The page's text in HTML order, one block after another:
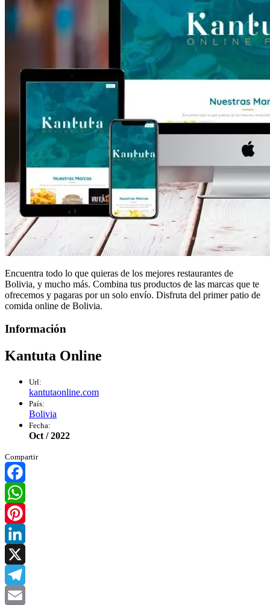
Encuentra todo lo que quieras de los mejores restaurantes de
Bolivia, y mucho más. Combina tus productos de las marcas que te
ofrecemos y pagaras por un solo envío. Disfruta del primer patio de
comida online de Bolivia.
Información
Kantuta Online
Url:
kantutaonline.com
País:
Bolivia
Fecha:
Oct / 2022
Compartir
Facebook
WhatsApp
Pinterest
LinkedIn
X
Telegram